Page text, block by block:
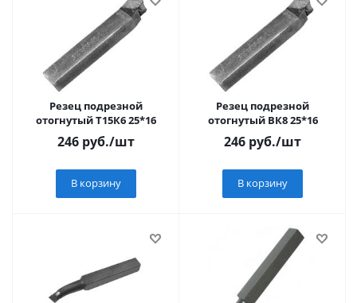
Резец подрезной
отогнутый Т15К6 25*16
246 руб./шт
В корзину
Резец подрезной
отогнутый ВК8 25*16
246 руб./шт
В корзину